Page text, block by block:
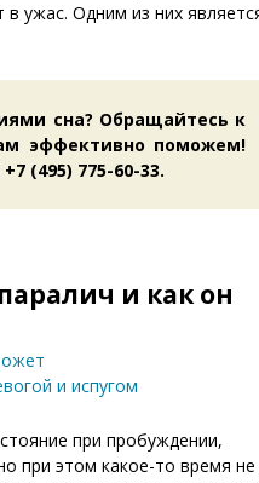
ужас. Одним из них
сна? Обращайтесь к
эффективно поможем!
(495) 775-60-33.
и как он
при пробуждении,
при этом какое-то время не